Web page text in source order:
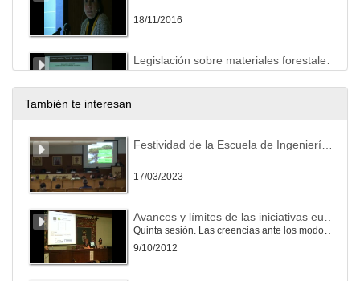
18/11/2016
18/11/2016
También te interesan
17/03/2023
Quinta sesión. Las creencias ante los modos de producción y las tendencias en la alimentación.
9/10/2012